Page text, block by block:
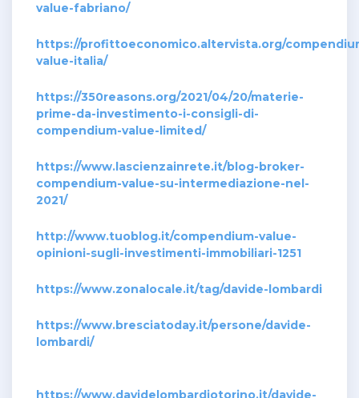
value-fabriano/
https://profittoeconomico.altervista.org/
value-italia/
https://350reasons.org/2021/04/20/materie-
prime-da-investimento-i-consigli-di-
compendium-value-limited/
https://www.lascienzainrete.it/blog-broker-
compendium-value-su-intermediazione-nel-
2021/
http://www.tuoblog.it/compendium-value-
opinioni-sugli-investimenti-immobiliari-1251
https://www.zonalocale.it/tag/davide-lombardi
https://www.bresciatoday.it/persone/davide-
lombardi/
https://www.davidelombardiotorino.it/davide-